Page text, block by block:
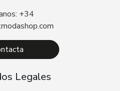
+34
Legales